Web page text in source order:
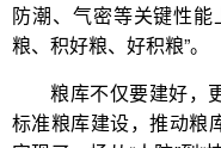
防潮、气密等关键性
粮、积好粮、好积粮”。
粮库不仅要建好，
标准粮库建设，推动粮